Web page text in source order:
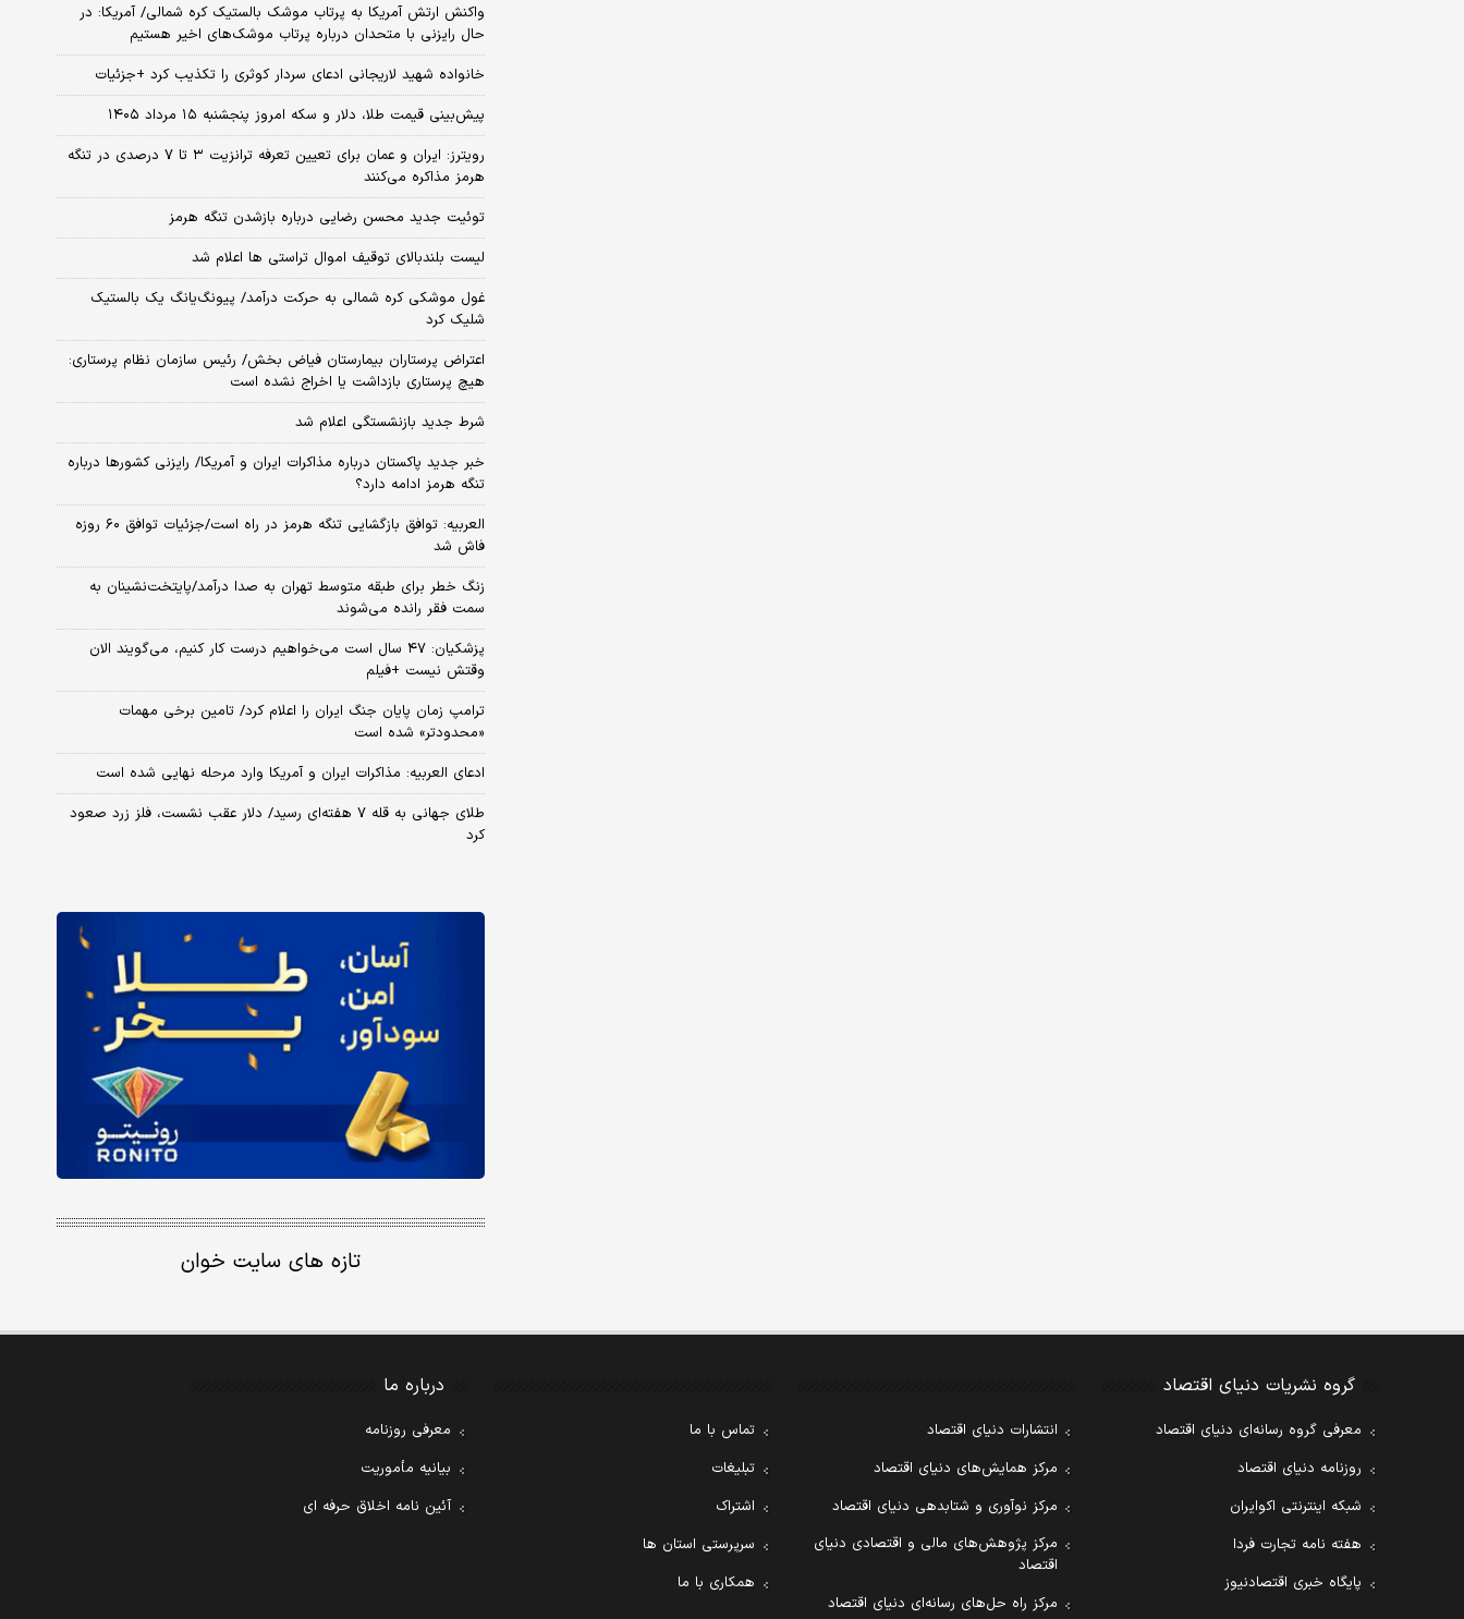
واکنش ارتش آمریکا به پرتاب موشک بالستیک کره شمالی/ آمریکا: در
حال رایزنی با متحدان درباره پرتاب موشک‌های اخیر هستیم
خانواده شهید لاریجانی ادعای سردار کوثری را تکذیب کرد +جزئیات
پیش‌بینی قیمت طلا، دلار و سکه امروز پنجشنبه ۱۵ مرداد ۱۴۰۵
رویترز: ایران و عمان برای تعیین تعرفه ترانزیت ۳ تا ۷ درصدی در تنگه
هرمز مذاکره می‌کنند
توئیت جدید محسن رضایی درباره بازشدن تنگه هرمز
لیست بلندبالای توقیف اموال تراستی ها اعلام شد
غول موشکی کره شمالی به حرکت درآمد/ پیونگ‌یانگ یک بالستیک
شلیک کرد
اعتراض پرستاران بیمارستان فیاض بخش/ رئیس سازمان نظام پرستاری:
هیچ پرستاری بازداشت یا اخراج نشده است
شرط جدید بازنشستگی اعلام شد
خبر جدید پاکستان درباره مذاکرات ایران و آمریکا/ رایزنی کشورها درباره
تنگه هرمز ادامه دارد؟
العربیه: توافق بازگشایی تنگه هرمز در راه است/جزئیات توافق ۶۰ روزه
فاش شد
زنگ خطر برای طبقه متوسط تهران به صدا درآمد/پایتخت‌نشینان به
سمت فقر رانده می‌شوند
پزشکیان: ۴۷ سال است می‌خواهیم درست کار کنیم، می‌گویند الان
وقتش نیست +فیلم
ترامپ زمان پایان جنگ ایران را اعلام کرد/ تامین برخی مهمات
«محدودتر» شده است
ادعای العربیه: مذاکرات ایران و آمریکا وارد مرحله نهایی شده است
طلای جهانی به قله ۷ هفته‌ای رسید/ دلار عقب نشست، فلز زرد صعود
کرد
تازه های سایت خوان
گروه نشریات دنیای اقتصاد
معرفی گروه رسانه‌ای دنیای اقتصاد
روزنامه دنیای اقتصاد
شبکه اینترنتی اکوایران
هفته نامه تجارت فردا
پایگاه خبری اقتصادنیوز
انتشارات دنیای اقتصاد
مرکز همایش‌های دنیای اقتصاد
مرکز نوآوری و شتابدهی دنیای اقتصاد
مرکز پژوهش‌های مالی و اقتصادی دنیای
اقتصاد
مرکز راه حل‌های رسانه‌ای دنیای اقتصاد
تماس با ما
تبلیغات
اشتراک
سرپرستی استان ها
همکاری با ما
درباره ما
معرفی روزنامه
بیانیه مأموریت
آئین نامه اخلاق حرفه ای